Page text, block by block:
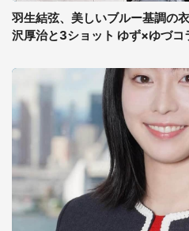
羽生結弦、美しいブルー基調の
沢厚治と3ショット ゆず×ゆづコ